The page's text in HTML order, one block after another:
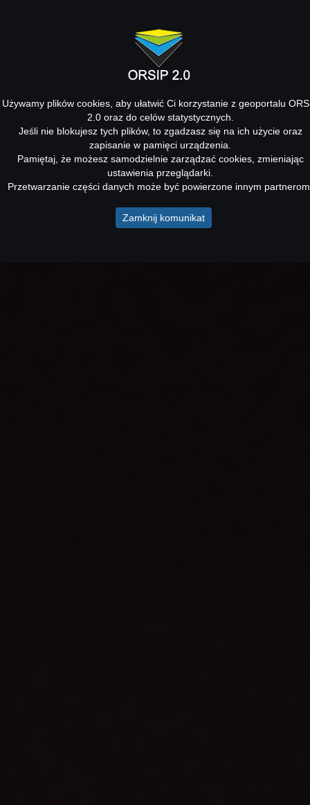
Używamy plików cookies, aby ułatwić Ci korzystanie z geoportalu
2.0 oraz do celów statystycznych.
Jeśli nie blokujesz tych plików, to zgadzasz się na ich użycie oraz
zapisanie w pamięci urządzenia.
Pamiętaj, że możesz samodzielnie zarządzać cookies, zmieniając
ustawienia przeglądarki.
Przetwarzanie części danych może być powierzone innym
Zamknij komunikat